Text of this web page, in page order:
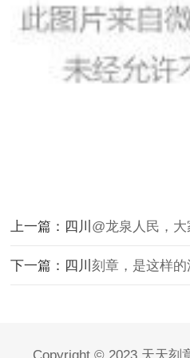
上一篇：四川 @龙泉人民，大家注
下一篇：四川刻章，是这样